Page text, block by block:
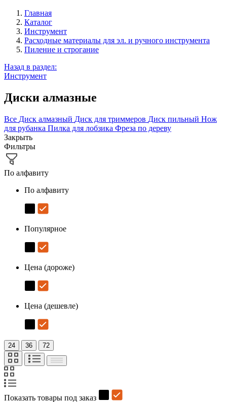
Главная
Каталог
Инструмент
Расходные материалы для эл. и ручного инструмента
Пиление и строгание
Назад в раздел:
Инструмент
Диски алмазные
Все Диск алмазный Диск для триммеров Диск пильный Нож
для рубанка Пилка для лобзика Фреза по дереву
Закрыть
Фильтры
По алфавиту
По алфавиту
Популярное
Цена (дороже)
Цена (дешевле)
24 36 72
Показать товары под заказ